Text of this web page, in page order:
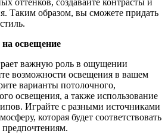
оттенков, создавайте контрасты и
Таким образом, вы сможете придать
освещение
важную роль в ощущении
возможности освещения в вашем
варианты потолочного,
освещения, а также использование
Играйте с разными источниками
которая будет соответствовать